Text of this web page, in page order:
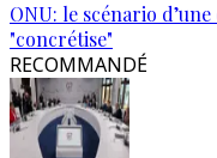
ONU: le scénario
"concrétise"
RECOMMANDÉ